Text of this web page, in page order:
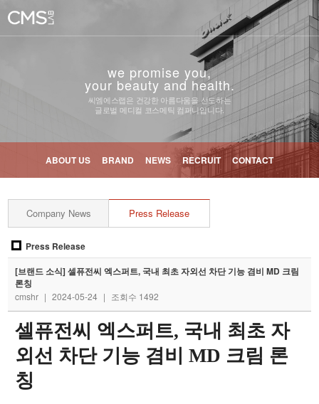
we promise you,
your beauty and health.
씨엠에스랩은 건강한 아름다움을 선도하는
글로벌 메디컬 코스메틱 컴퍼니입니다.
ABOUT US BRAND NEWS RECRUIT CONTACT
Company News Press Release
Press Release
[브랜드 소식] 셀퓨전씨 엑스퍼트, 국내 최초 자외선 차단 기능 겸비 MD 크림
론칭
cmshr | 2024-05-24 | 조회수 1492
셀퓨전씨 엑스퍼트, 국내 최초 자
외선 차단 기능 겸비 MD 크림 론
칭